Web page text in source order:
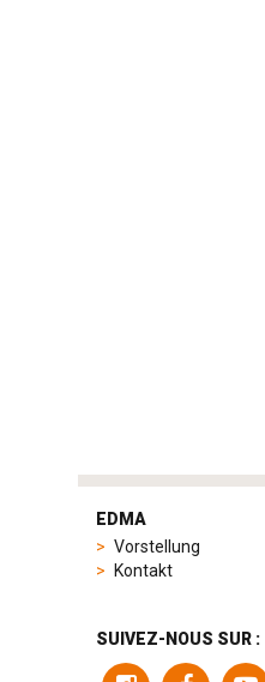
EDMA
Vorstellung
Kontakt
SUIVEZ-NOUS SUR :